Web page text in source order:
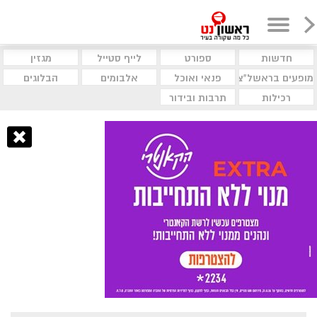
חדשות ספורט לייף סטייל
מגזין
מופעים בראשל"צ
פנאי ואוכל אלבומים
הבלוגים
רכילות
תרבות ובידור